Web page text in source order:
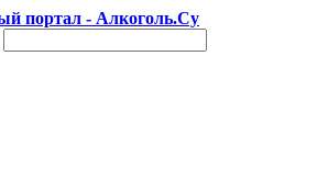
портал - Алкоголь.Су